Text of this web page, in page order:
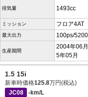
排気量 1493cc
ミッション フロア4AT
最大出力 100ps/
生産期間
2004年06
5年05月
1.5 15i
新車時価格125.8万円(税込)
JC08
-km/L